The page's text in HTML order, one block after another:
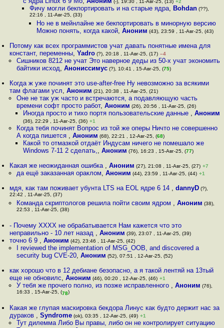
(-), 19:30 , 11-Авг-25, (13) +2
Фичу могли бекпортировать и на старые ядра, Bohdan (??),
22:16 , 11-Авг-25, (33)
Но не в мейнлайне же бекпортировать в минорную версию
Можно понять, когда какой, Аноним (43), 23:59 , 11-Авг-25, (43)
Потому как всех программистов учат давать понятные имена для
констант, переменны,Yadro (?), 20:18 , 11-Авг-25, (17) –4
Сишников 8212 не учат Это наверное деды из 50-х учат экономить
байтики исход, Анониссимус(?), 10:41 , 15-Авг-25, (75)
Когда ж уже починят это use-after-free Ну невозможно за всякими
там флагами усл,Аноним (21), 20:38 , 11-Авг-25, (21)
Оне не так уж часто и встречаются, а подавляющую часть
времени софт просто работ, Аноним (26), 20:56 , 11-Авг-25, (26)
Иногда просто и тихо портя пользовательские данные , Аноним
(36), 22:29 , 11-Авг-25, (36) +1
Когда тебя починят Вопрос из той же оперы Ничто не совершенно
А когда пишется , Аноним (68), 22:21 , 12-Авг-25, (68)
Какой то отмазкой отдаёт Индусам ничего не помешало же
Windows 7-11 2 сделать,, Аноним (76), 16:23 , 15-Авг-25, (77)
Какая же неожиданная ошибка ,Аноним (27), 21:08 , 11-Авг-25, (27) +7
да ещё заказанная ораклом, Аноним (44), 23:59 , 11-Авг-25, (44) +1
мдя, как там поживает убунта LTS на EOL ядре 6 14 ,dannyD (?),
22:42 , 11-Авг-25, (37)
Команда скриптологов решила пойти своим ядром , Аноним (38),
22:53 , 11-Авг-25, (38)
- Почему XXXX не обрабатывается Нам кажется что это
неправильно - 10 лет назад ,Аноним (39), 23:07 , 11-Авг-25, (39)
точно 6 9 ,Аноним (42), 23:46 , 11-Авг-25, (42)
I reviewed the implementation of MSG_OOB, and discovered a
security bug CVE-20, Аноним (52), 07:51 , 12-Авг-25, (52)
как хорошо что в 12 дебиане безопасно, а я такой лентяй на 13тый
еще не обновилс,Аноним (46), 00:20 , 12-Авг-25, (46) +1
У тебя же прочего полно, из позже исправленного , Аноним (76),
16:33 , 15-Авг-25, (78)
Какая же глупая маскировка бекдора Линус как будто держит нас за
дураков ,Syndrome (ok), 03:35 , 12-Авг-25, (49) +1
Тут дилемма Либо Вы правы, либо он не контролирует ситуацию